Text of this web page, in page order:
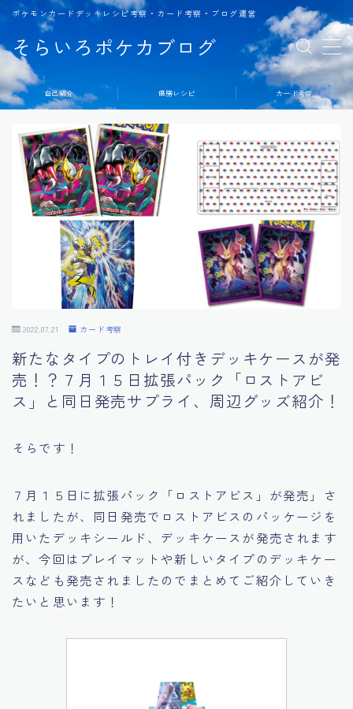
そらいろポケカブログ
ポケモンカードデッキレシピ考察・カード考察・ブログ運営
MENU
自己紹介 優勝レシピ カード考察
2022.07.21 カード考察
新たなタイプのトレイ付きデッキケースが発
売！？７月１５日拡張パック「ロストアビ
ス」と同日発売サプライ、周辺グッズ紹介！
そらです！
７月１５日に拡張パック「ロストアビス」が発売」さ
れましたが、同日発売でロストアビスのパッケージを
用いたデッキシールド、デッキケースが発売されます
が、今回はプレイマットや新しいタイプのデッキケー
スなども発売されましたのでまとめてご紹介していき
たいと思います！